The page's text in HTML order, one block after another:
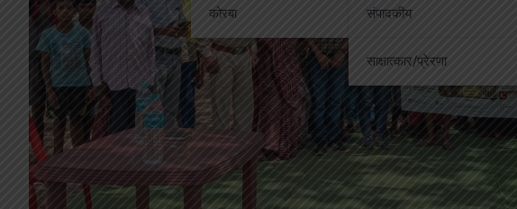
कोरबा संपादकीय
साक्षात्कार/प्रेरणा